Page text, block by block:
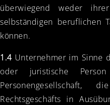
überwiegend weder
selbständigen beruflichen
können.
1.4Unternehmer im Sinne
oder juristische
Rechtsgeschäfts in